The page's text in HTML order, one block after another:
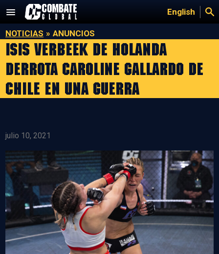
contenido
English
NOTICIAS » ANUNCIOS
Isis Verbeek de Holanda
derrota Caroline Gallardo de
Chile en una guerra
julio 10, 2021